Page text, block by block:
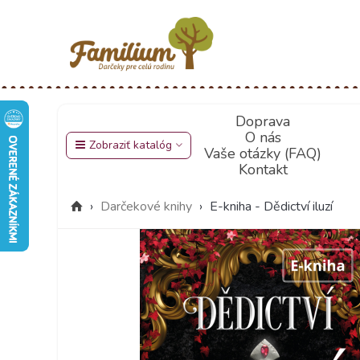
Zobraziť katalóg
Doprava
O nás
Vaše otázky (FAQ)
Kontakt
› Darčekové knihy › E-kniha - Dědictví iluzí